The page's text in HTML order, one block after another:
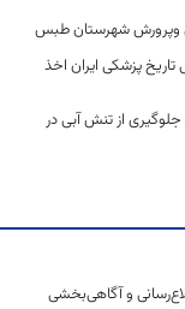
وپرورش شهرستان طبس
تاریخ پزشکی ایران اخذ
از تنش آبی در
و آگاهی‌بخشی